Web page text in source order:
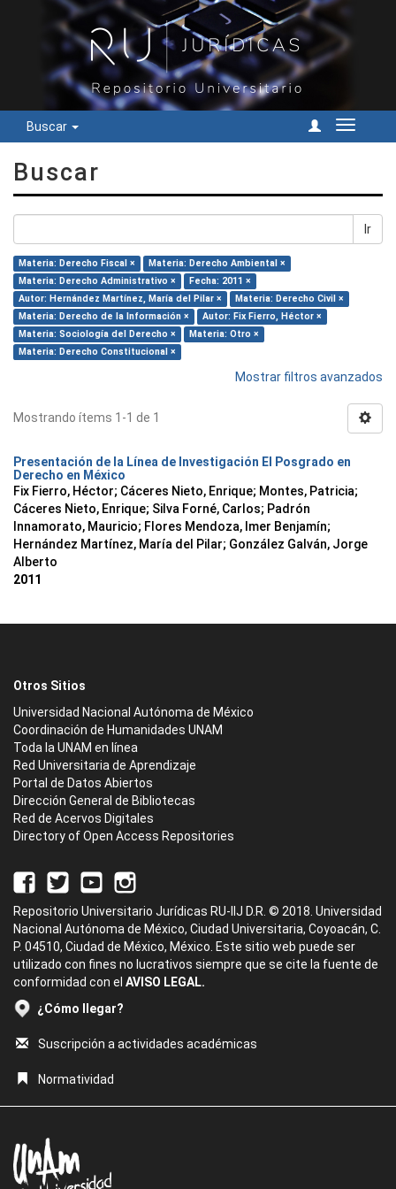
Buscar
Cambiar
Buscar
Ir
Materia: Derecho Fiscal ×
Materia: Derecho Ambiental ×
Materia: Derecho Administrativo ×
Fecha: 2011 ×
Autor: Hernández Martínez, María del Pilar ×
Materia: Derecho Civil ×
Materia: Derecho de la Información ×
Autor: Fix Fierro, Héctor ×
Materia: Sociología del Derecho ×
Materia: Otro ×
Materia: Derecho Constitucional ×
Mostrar filtros avanzados
Mostrando ítems 1-1 de 1
Presentación de la Línea de Investigación El Posgrado en
Derecho en México
Fix Fierro, Héctor; Cáceres Nieto, Enrique; Montes, Patricia;
Cáceres Nieto, Enrique; Silva Forné, Carlos; Padrón
Innamorato, Mauricio; Flores Mendoza, Imer Benjamín;
Hernández Martínez, María del Pilar; González Galván, Jorge
Alberto
2011
Otros Sitios
Universidad Nacional Autónoma de México
Coordinación de Humanidades UNAM
Toda la UNAM en línea
Red Universitaria de Aprendizaje
Portal de Datos Abiertos
Dirección General de Bibliotecas
Red de Acervos Digitales
Directory of Open Access Repositories
Repositorio Universitario Jurídicas RU-IIJ D.R. © 2018. Universidad
Nacional Autónoma de México, Ciudad Universitaria, Coyoacán, C.
P. 04510, Ciudad de México, México. Este sitio web puede ser
utilizado con fines no lucrativos siempre que se cite la fuente de
conformidad con el AVISO LEGAL.
¿Cómo llegar?
Suscripción a actividades académicas
Normatividad